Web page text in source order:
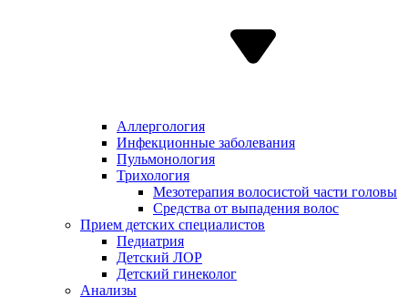
Аллергология
Инфекционные заболевания
Пульмонология
Трихология
Мезотерапия волосистой части головы
Средства от выпадения волос
Прием детских специалистов
Педиатрия
Детский ЛОР
Детский гинеколог
Анализы